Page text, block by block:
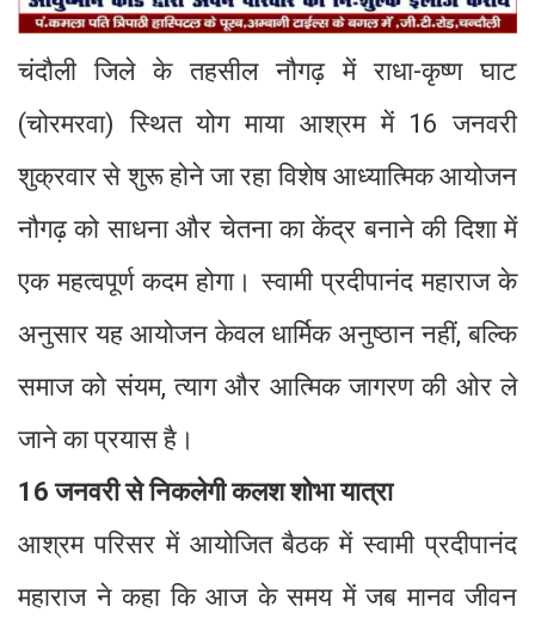
चंदौली जिले के तहसील नौगढ़ में राधा-कृष्ण घाट
(चोरमरवा) स्थित योग माया आश्रम में 16 जनवरी
शुक्रवार से शुरू होने जा रहा विशेष आध्यात्मिक आयोजन
नौगढ़ को साधना और चेतना का केंद्र बनाने की दिशा में
एक महत्वपूर्ण कदम होगा। स्वामी प्रदीपानंद महाराज के
अनुसार यह आयोजन केवल धार्मिक अनुष्ठान नहीं, बल्कि
समाज को संयम, त्याग और आत्मिक जागरण की ओर ले
जाने का प्रयास है।
16 जनवरी से निकलेगी कलश शोभा यात्रा
आश्रम परिसर में आयोजित बैठक में स्वामी प्रदीपानंद
महाराज ने कहा कि आज के समय में जब मानव जीवन